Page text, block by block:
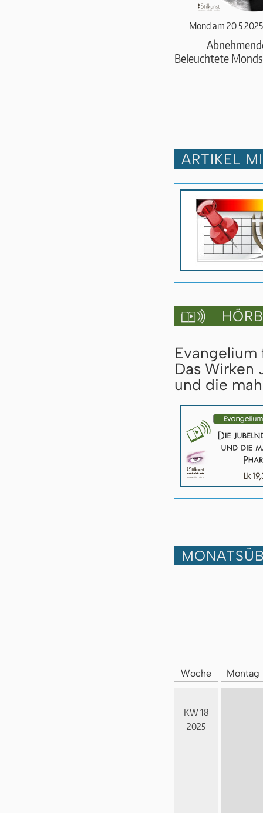
Mond am
Beleuchtete
ARTIKEL

Evangelium
Das Wirken
und die
Woche Montag
KW 18
2025